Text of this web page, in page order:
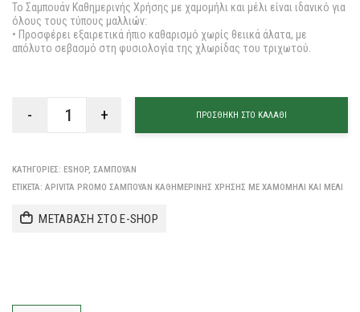
Το Σαμπουάν Καθημερινής Χρήσης με χαμομήλι και μέλι είναι ιδανικό για
όλους τους τύπους μαλλιών:
• Προσφέρει εξαιρετικά ήπιο καθαρισμό χωρίς θειικά άλατα, με
απόλυτο σεβασμό στη φυσιολογία της χλωρίδας του τριχωτού.
ΠΡΟΣΘΉΚΗ ΣΤΟ ΚΑΛΆΘΙ
ΚΑΤΗΓΟΡΊΕΣ: ESHOP, ΣΑΜΠΟΥΆΝ
ΕΤΙΚΈΤΑ: APIVITA PROMO ΣΑΜΠΟΥΆΝ ΚΑΘΗΜΕΡΙΝΉΣ ΧΡΉΣΗΣ ΜΕ ΧΑΜΟΜΉΛΙ ΚΑΙ ΜΈΛΙ
ΜΕΤΑΒΑΣΗ ΣΤΟ E-SHOP